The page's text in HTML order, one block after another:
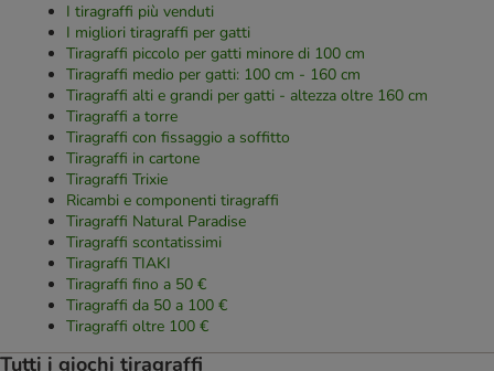
I tiragraffi più venduti
I migliori tiragraffi per gatti
Tiragraffi piccolo per gatti minore di 100 cm
Tiragraffi medio per gatti: 100 cm - 160 cm
Tiragraffi alti e grandi per gatti - altezza oltre 160 cm
Tiragraffi a torre
Tiragraffi con fissaggio a soffitto
Tiragraffi in cartone
Tiragraffi Trixie
Ricambi e componenti tiragraffi
Tiragraffi Natural Paradise
Tiragraffi scontatissimi
Tiragraffi TIAKI
Tiragraffi fino a 50 €
Tiragraffi da 50 a 100 €
Tiragraffi oltre 100 €
Tutti i giochi tiragraffi